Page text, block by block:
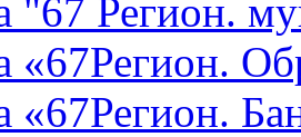
"67 Регион.
«67Регион.
«67Регион.